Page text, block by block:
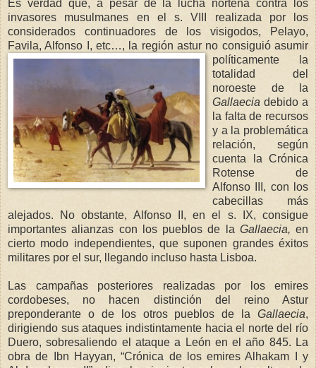
Es verdad que, a pesar de la lucha norteña contra los
invasores musulmanes en el s. VIII realizada por los
considerados continuadores de los visigodos, Pelayo,
Favila, Alfonso I, etc…, la región astur no consiguióasumir
políticamente la
totalidad del
noroeste de
la
Gallaecia debido a
la falta de recursos
y a la problemática
relación, según
cuenta
la Crónica
Rotense de
Alfonso III, con los
cabecillas más
alejados. No obstante, Alfonso II, en el s. IX, consigue
importantes alianzas con los pueblos de
la Gallaecia, en
cierto modo independientes, que suponen grandes éxitos
militares por el sur, llegando incluso hasta Lisboa.
Las campañas posteriores realizadas por los emires
cordobeses, no hacen distinción del reino Astur
preponderante o de los otros pueblos de
la Gallaecia,
dirigiendo sus ataques indistintamente hacia el norte del río
Duero, sobresaliendo el ataque a León en el año 845. La
obra de Ibn Hayyan, “Crónica de los emires Alhakam I y